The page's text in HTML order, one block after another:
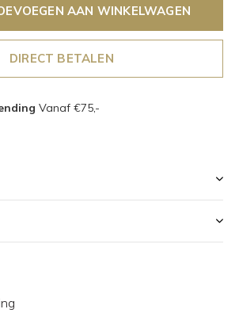
AAN WINKELWAGEN
DIRECT BETALEN
Vanaf €75,-